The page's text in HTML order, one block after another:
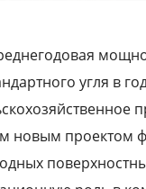
угля в
новым проектом